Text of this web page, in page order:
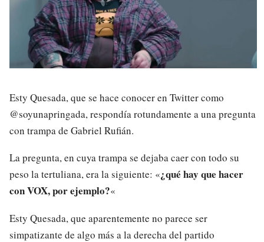
Esty Quesada, que se hace conocer en Twitter como
@soyunapringada, respondía rotundamente a una pregunta
con trampa de Gabriel Rufián.
La pregunta, en cuya trampa se dejaba caer con todo su
peso la tertuliana, era la siguiente: «¿qué hay que hacer
con VOX, por ejemplo?«
Esty Quesada, que aparentemente no parece ser
simpatizante de algo más a la derecha del partido